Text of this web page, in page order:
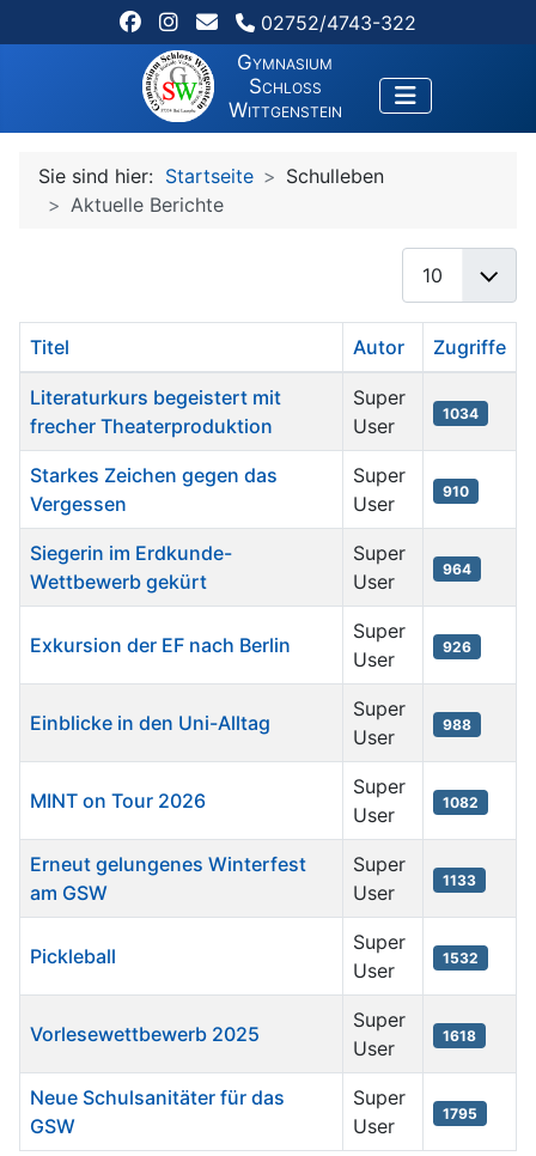
02752/4743-322
Gymnasium
Schloss
Wittgenstein
Sie sind hier: Startseite
Schulleben
Aktuelle Berichte
Beiträge
Titel Autor Zugriffe
Literaturkurs begeistert mit
frecher Theaterproduktion
Super
User
1034
Starkes Zeichen gegen das
Vergessen
Super
User
910
Siegerin im Erdkunde-
Wettbewerb gekürt
Super
User
964
Exkursion der EF nach Berlin
Super
User
926
Einblicke in den Uni-Alltag
Super
User
988
MINT on Tour 2026
Super
User
1082
Erneut gelungenes Winterfest
am GSW
Super
User
1133
Pickleball
Super
User
1532
Vorlesewettbewerb 2025
Super
User
1618
Neue Schulsanitäter für das
GSW
Super
User
1795